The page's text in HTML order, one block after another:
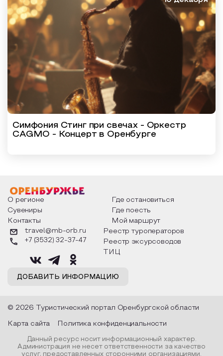
Симфония Стинг при свечах - Оркестр
CAGMO - Концерт в Оренбурге
О регионе
Где остановиться
Сувениры
Где поесть
Контакты
Мой маршрут
ДОБАВИТЬ ИНФОРМАЦИЮ
travel@mb-orb.ru
+7 (3532) 32-37-47
Реестр туроператоров
Реестр эксурсоводов
ТИЦ
© 2026 Туристический портал Оренбургской области
Карта сайта Политика конфиденциальности
Данный ресурс носит информационный характер.
Администрация не несет ответственности за качество
услуг, предоставленных сторонними организациями.